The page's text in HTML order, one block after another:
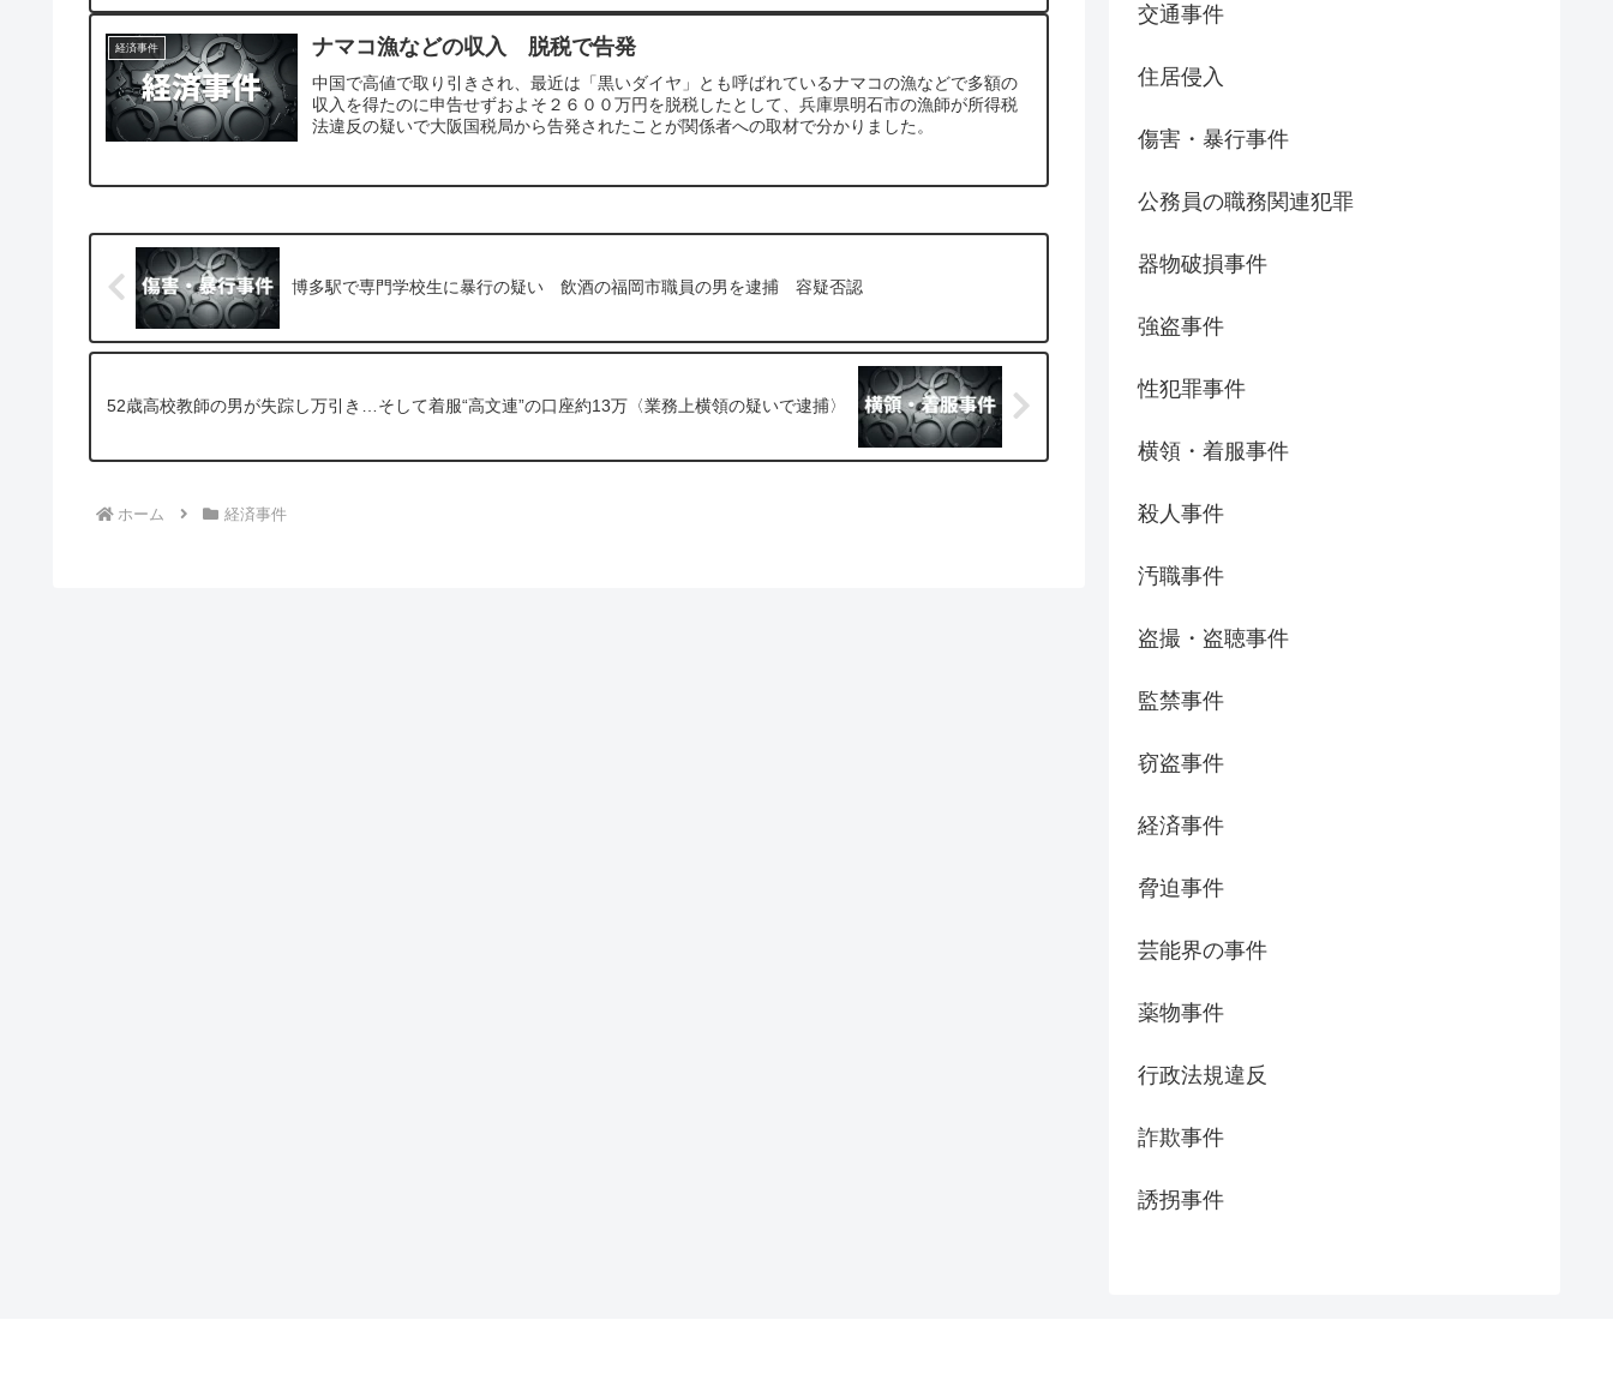
経済事件 ナマコ漁などの収入 脱税で告発
中国で高値で取り引きされ、最近は「黒いダイヤ」とも呼ばれているナマコの漁などで多額の
収入を得たのに申告せずおよそ２６００万円を脱税したとして、兵庫県明石市の漁師が所得税
法違反の疑いで大阪国税局から告発されたことが関係者への取材で分かりました。
博多駅で専門学校生に暴行の疑い 飲酒の福岡市職員の男を逮捕 容疑否認
52歳高校教師の男が失踪し万引き…そして着服“高文連”の口座約13万〈業務上横領の疑いで逮捕〉
ホーム 経済事件
交通事件
住居侵入
傷害・暴行事件
公務員の職務関連犯罪
器物破損事件
強盗事件
性犯罪事件
横領・着服事件
殺人事件
汚職事件
盗撮・盗聴事件
監禁事件
窃盗事件
経済事件
脅迫事件
芸能界の事件
薬物事件
行政法規違反
詐欺事件
誘拐事件